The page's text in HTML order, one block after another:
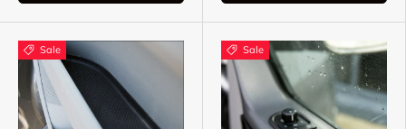
Sale Sale